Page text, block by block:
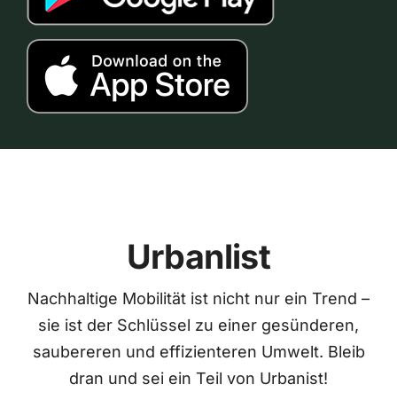
Urbanlist
Nachhaltige Mobilität ist nicht nur ein Trend –
sie ist der Schlüssel zu einer gesünderen,
saubereren und effizienteren Umwelt. Bleib
dran und sei ein Teil von Urbanist!